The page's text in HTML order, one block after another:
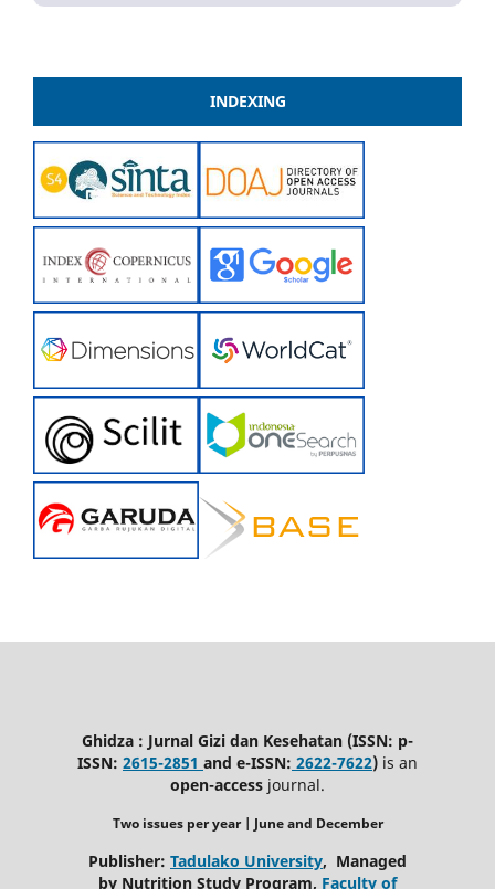
INDEXING
Ghidza : Jurnal Gizi dan Kesehatan (ISSN: p-
ISSN: 2615-2851 and e-ISSN: 2622-7622) is an
open-access journal.
Two issues per year | Juneand December
Publisher: Tadulako University, Managed
by Nutrition Study Program, Faculty of